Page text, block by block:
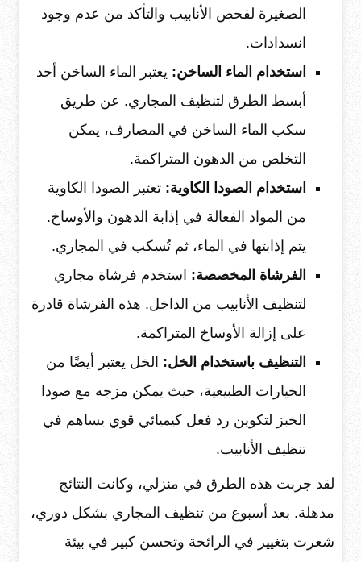
الصغيرة لفحص الأنابيب والتأكد من عدم وجود
انسدادات.
استخدام الماء الساخن: يعتبر الماء الساخن أحد
أبسط الطرق لتنظيف المجاري. عن طريق
سكب الماء الساخن في المصارف، يمكن
التخلص من الدهون المتراكمة.
استخدام الصودا الكاوية: تعتبر الصودا الكاوية
من المواد الفعالة في إذابة الدهون والأوساخ.
يتم إذابتها في الماء، ثم تُسكب في المجاري.
الفرشاة المخصصة: استخدم فرشاة مجاري
لتنظيف الأنابيب من الداخل. هذه الفرشاة قادرة
على إزالة الأوساخ المتراكمة.
التنظيف باستخدام الخل: الخل يعتبر أيضًا من
الخيارات الطبيعية، حيث يمكن مزجه مع صودا
الخبز لتكوين رد فعل كيميائي قوي يساهم في
تنظيف الأنابيب.
لقد جربت هذه الطرق في منزلي، وكانت النتائج
مذهلة. بعد أسبوع من تنظيف المجاري بشكل دوري،
شعرت بتغيير في الرائحة وتحسن كبير في بيئة